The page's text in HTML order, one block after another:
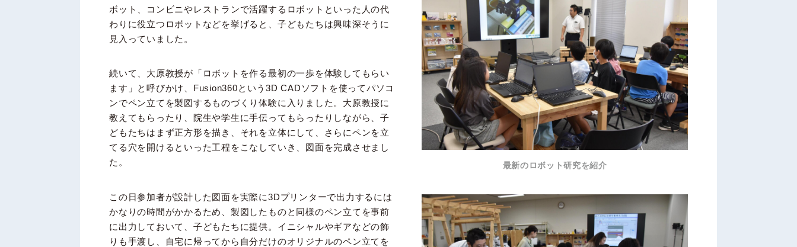
最新のロボット研究を紹介
ボット、コンビニやレストランで活躍するロボットといった人の代
わりに役立つロボットなどを挙げると、子どもたちは興味深そうに
見入っていました。
続いて、大原教授が「ロボットを作る最初の一歩を体験してもらい
ます」と呼びかけ、Fusion360という3D CADソフトを使ってパソコ
ンでペン立てを製図するものづくり体験に入りました。大原教授に
教えてもらったり、院生や学生に手伝ってもらったりしながら、子
どもたちはまず正方形を描き、それを立体にして、さらにペンを立
てる穴を開けるといった工程をこなしていき、図面を完成させまし
た。
この日参加者が設計した図面を実際に3Dプリンターで出力するには
かなりの時間がかかるため、製図したものと同様のペン立てを事前
に出力しておいて、子どもたちに提供。イニシャルやギアなどの飾
りも手渡し、自宅に帰ってから自分だけのオリジナルのペン立てを